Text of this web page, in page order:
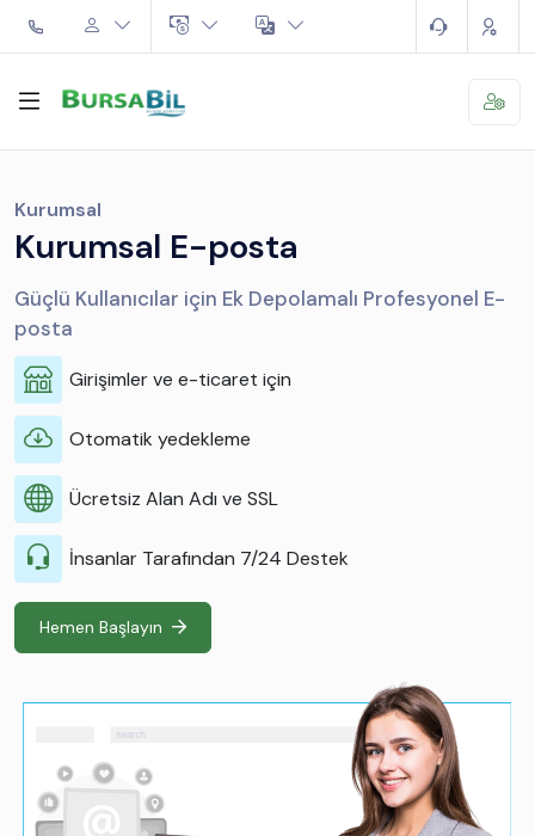
Kurumsal
Kurumsal E-posta
Güçlü Kullanıcılar için Ek Depolamalı Profesyonel E-
posta
Girişimler ve e-ticaret için
Otomatik yedekleme
Ücretsiz Alan Adı ve SSL
İnsanlar Tarafından 7/24 Destek
Hemen Başlayın